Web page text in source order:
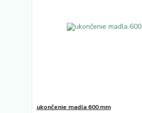
ukončenie madla 600 mm